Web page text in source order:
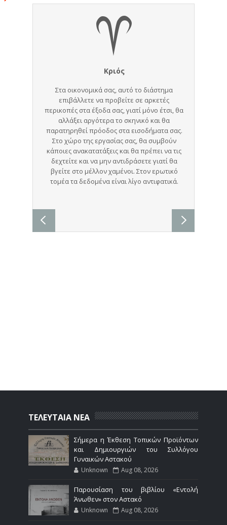
ΤΕΛΕΥΤΑΙΑ ΝΕΑ
Σήμερα η Έκθεση Τοπικών Προϊόντων
και Δημιουργιών του Συλλόγου
Γυναικών Αστακού
Unknown Aug 08, 2026
Παρουσίαση του βιβλίου «Εντολή
Άνωθεν» στον Αστακό
Unknown Aug 08, 2026